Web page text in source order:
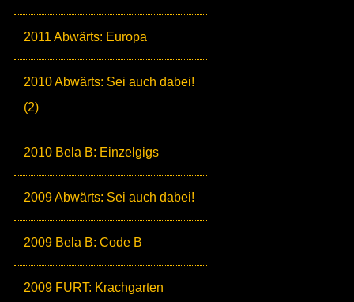
2011 Abwärts: Europa
2010 Abwärts: Sei auch dabei!
(2)
2010 Bela B: Einzelgigs
2009 Abwärts: Sei auch dabei!
2009 Bela B: Code B
2009 FURT: Krachgarten